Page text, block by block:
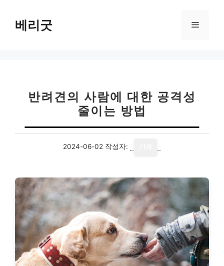
베리굿 메
반려견의 사람에 대한 공격성
줄이는 방법
2024-06-02 작성자: